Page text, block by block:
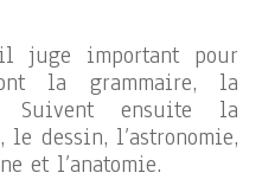
juge important pour
la grammaire, la
Suivent ensuite la
dessin, l’astronomie,
et l’anatomie.